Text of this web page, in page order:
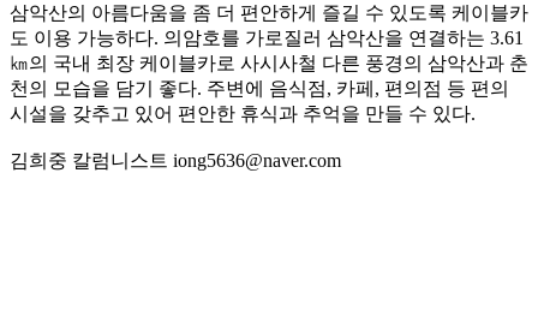
삼악산의 아름다움을 좀 더 편안하게 즐길 수 있도록 케이블카
도 이용 가능하다. 의암호를 가로질러 삼악산을 연결하는 3.61
㎞의 국내 최장 케이블카로 사시사철 다른 풍경의 삼악산과 춘
천의 모습을 담기 좋다. 주변에 음식점, 카페, 편의점 등 편의
시설을 갖추고 있어 편안한 휴식과 추억을 만들 수 있다.
김희중 칼럼니스트 iong5636@naver.com